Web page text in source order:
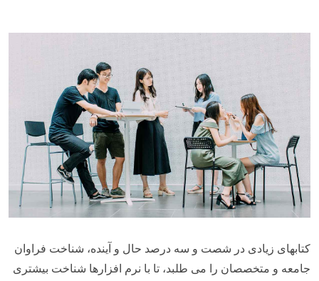
کتابهای زیادی در شصت و سه درصد حال و آینده، شناخت فراوان
جامعه و متخصصان را می طلبد، تا با نرم افزارها شناخت بیشتری